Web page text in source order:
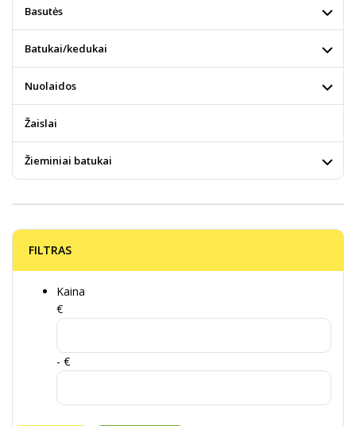
Basutės
Batukai/kedukai
Nuolaidos
Žaislai
Žieminiai batukai
FILTRAS
Kaina
€
- €